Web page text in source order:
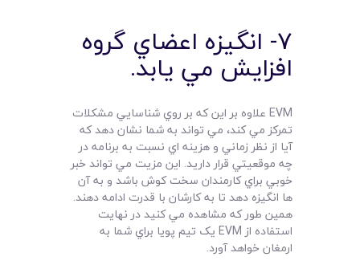
7- انگيزه اعضاي گروه
افزايش مي يابد.
EVM علاوه بر اين که بر روي شناسايي مشکلات
تمرکز مي کند، مي تواند به شما نشان دهد که
آيا از نظر زماني و هزينه اي نسبت به برنامه در
چه موقعيتي قرار داريد. اين مزيت مي تواند خبر
خوبي براي کارمندان سخت کوش باشد و به آن
ها انگيزه دهد تا به کارشان با قدرت ادامه دهند.
همين طور که مشاهده مي کنيد در نهايت
استفاده از EVM يک تيم پويا براي شما به
ارمغان خواهد آورد.